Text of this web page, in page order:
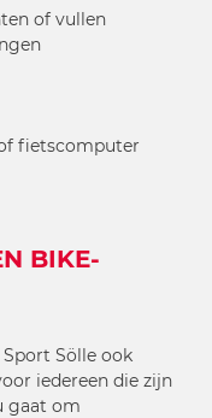
of vullen
fietscomputer
BIKE-
Sölle ook
iedereen die zijn
gaat om